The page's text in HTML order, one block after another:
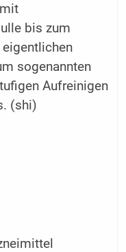
bis zum
sogenannten
Aufreinigen
(shi)